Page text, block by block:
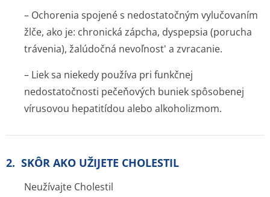
– Ochorenia spojené s nedostatočným vylučovaním
žlče, ako je: chronická zápcha, dyspepsia (porucha
trávenia), žalúdočná nevoľnost' a zvracanie.
– Liek sa niekedy používa pri funkčnej
nedostatočnosti pečeňových buniek spôsobenej
vírusovou hepatitídou alebo alkoholizmom.
2. SKÔR AKO UŽIJETE CHOLESTIL
Neužívajte Cholestil